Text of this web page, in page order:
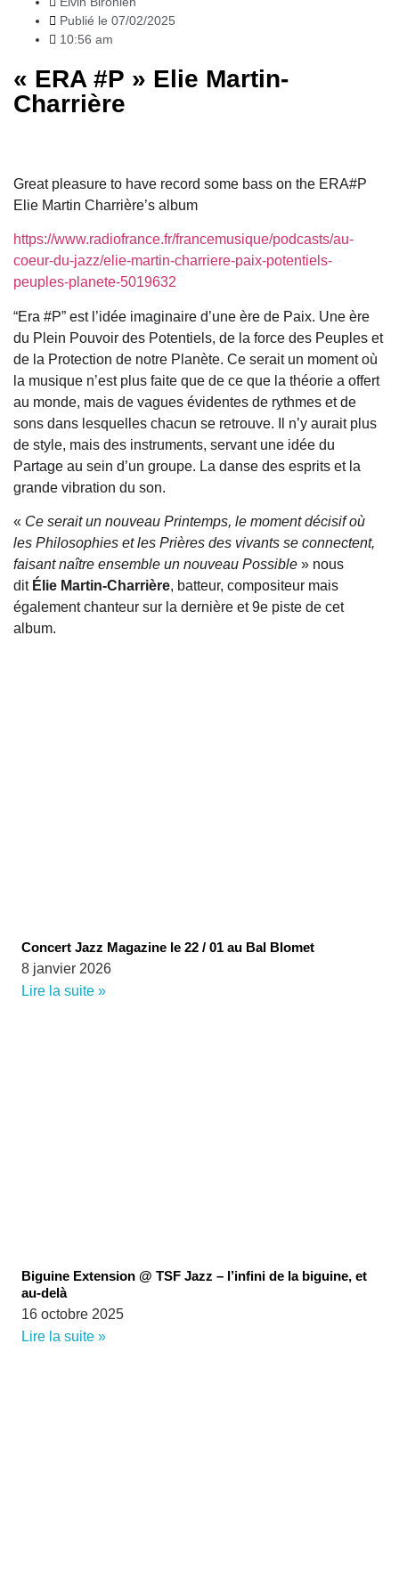
Publié le 07/02/2025
10:56 am
« ERA #P » Elie Martin-
Charrière
Great pleasure to have record some bass on the ERA#P
Elie Martin Charrière’s album
https://www.radiofrance.fr/francemusique/podcasts/au-
coeur-du-jazz/elie-martin-charriere-paix-potentiels-
peuples-planete-5019632
“Era #P” est l’idée imaginaire d’une ère de Paix. Une ère
du Plein Pouvoir des Potentiels, de la force des Peuples et
de la Protection de notre Planète. Ce serait un moment où
la musique n’est plus faite que de ce que la théorie a offert
au monde, mais de vagues évidentes de rythmes et de
sons dans lesquelles chacun se retrouve. Il n’y aurait plus
de style, mais des instruments, servant une idée du
Partage au sein d’un groupe. La danse des esprits et la
grande vibration du son.
« Ce serait un nouveau Printemps, le moment décisif où
les Philosophies et les Prières des vivants se connectent,
faisant naître ensemble un nouveau Possible » nous
dit Élie Martin-Charrière, batteur, compositeur mais
également chanteur sur la dernière et 9e piste de cet
album.
Concert Jazz Magazine le 22 / 01 au Bal Blomet
8 janvier 2026
Lire la suite »
Biguine Extension @ TSF Jazz – l’infini de la biguine, et
au-delà
16 octobre 2025
Lire la suite »